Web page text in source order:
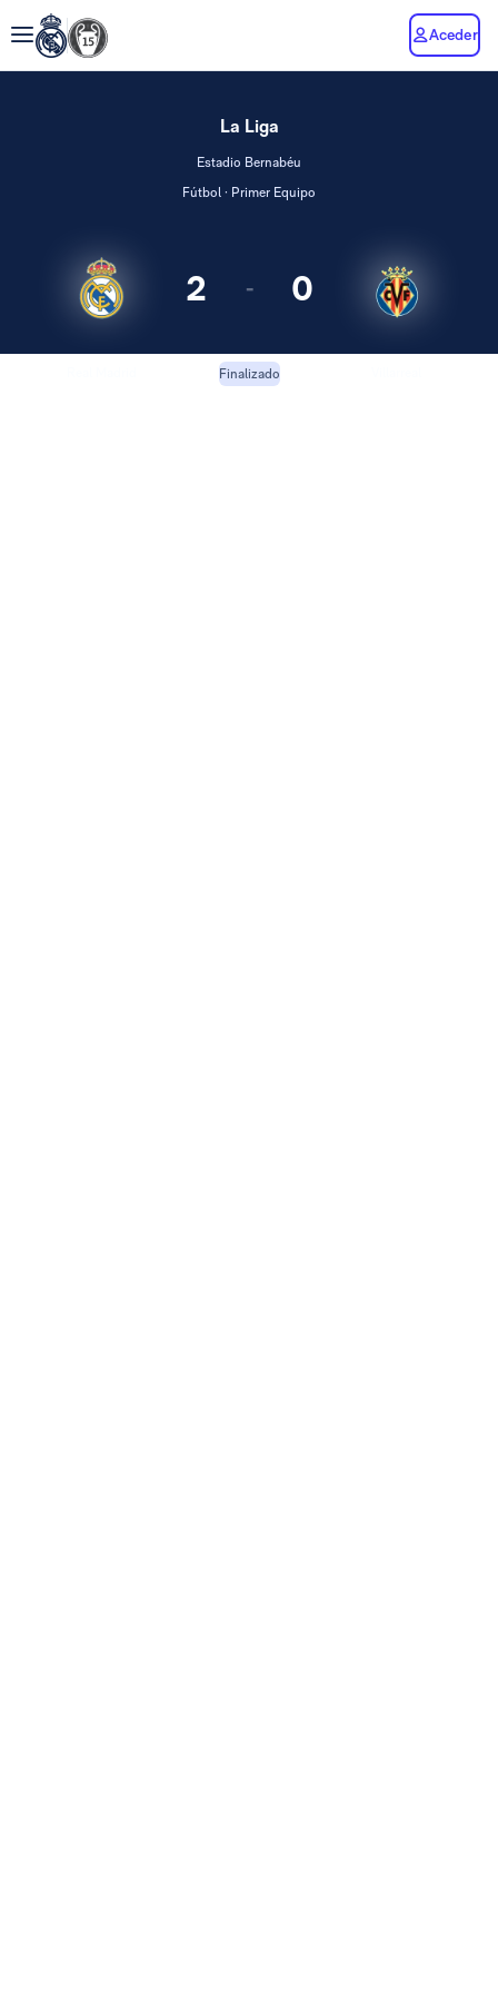
Aceder
La Liga
Estadio Bernabéu
Fútbol · Primer Equipo
2 - 0
Finalizado